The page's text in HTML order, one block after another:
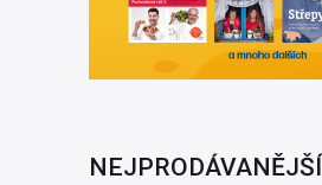
NEJPRODÁVANĚJŠÍ